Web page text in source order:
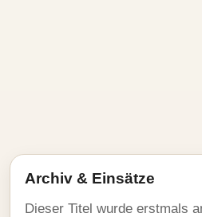
Archiv & Einsätze
Dieser Titel wurde erstmals